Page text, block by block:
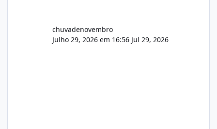
chuvadenovembro
Julho 29, 2026 em 16:56 Jul 29, 2026